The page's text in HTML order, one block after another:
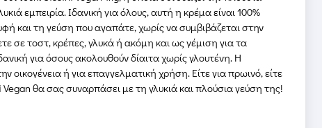
εμπειρία. Ιδανική για όλους, αυτή η κρέμα είναι 100%
και τη γεύση που αγαπάτε, χωρίς να συμβιβάζεται στην
σε τοστ, κρέπες, γλυκά ή ακόμη και ως γέμιση για τα
για όσους ακολουθούν δίαιτα χωρίς γλουτένη. Η
ή για επαγγελματική χρήση. Είτε για πρωινό, είτε
θα σας συναρπάσει με τη γλυκιά και πλούσια γεύση της!